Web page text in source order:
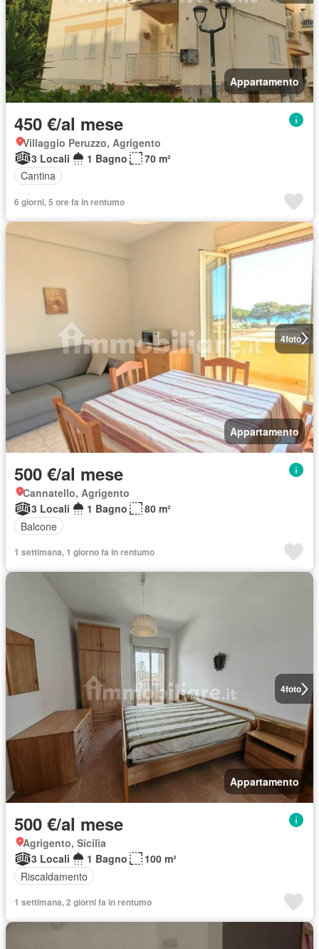
Appartamento
450 €/al mese
Villaggio Peruzzo, Agrigento
3 Locali
1 Bagno
70 m²
Cantina
6 giorni, 5 ore fa in rentumo
4foto
Appartamento
500 €/al mese
Cannatello, Agrigento
3 Locali
1 Bagno
80 m²
Balcone
1 settimana, 1 giorno fa in rentumo
4foto
Appartamento
500 €/al mese
Agrigento, Sicilia
3 Locali
1 Bagno
100 m²
Riscaldamento
1 settimana, 2 giorni fa in rentumo